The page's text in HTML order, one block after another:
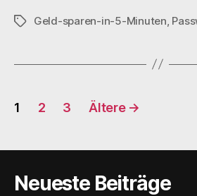
Schlagwörter
Geld-sparen-in-5-Minuten
Beiträge
1 2 3 Ältere →
Neueste Beiträge